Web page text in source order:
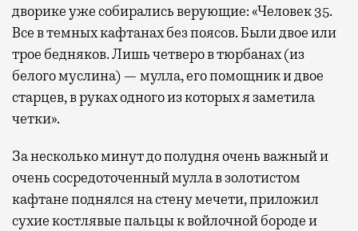
дворике уже собирались верующие: «Человек 35.
Все в темных кафтанах без поясов. Были двое или
трое бедняков. Лишь четверо в тюрбанах (из
белого муслина) — мулла, его помощник и двое
старцев, в руках одного из которых я заметила
четки».
За несколько минут до полудня очень важный и
очень сосредоточенный мулла в золотистом
кафтане поднялся на стену мечети, приложил
сухие костлявые пальцы к войлочной бороде и